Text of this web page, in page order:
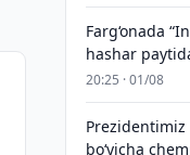
Farg‘onada
hashar
20:25 · 01/08
bo‘yicha